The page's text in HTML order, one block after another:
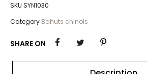
SKU SYN1030
Category Bahuts chinois
SHARE ON